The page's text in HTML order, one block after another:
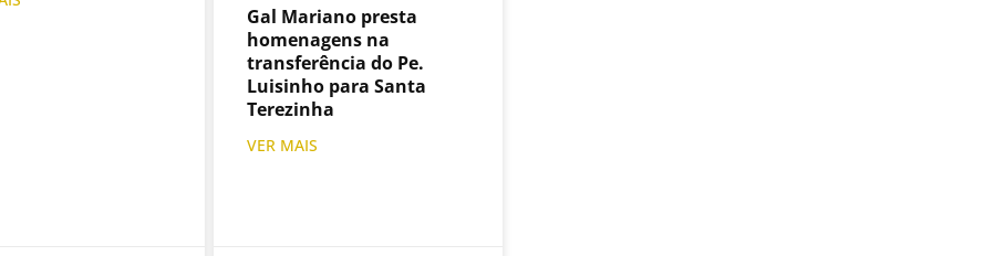
Gal Mariano presta
homenagens na
transferência do Pe.
Luisinho para Santa
Terezinha
VER MAIS